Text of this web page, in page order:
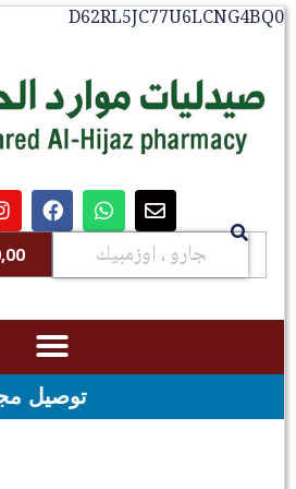
D62RL5JC77U6LCNG4BQ0
توصيل مجاني بجدة للطلبات